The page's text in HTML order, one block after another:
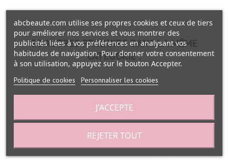
30 AUTRES PRODUITS DANS LA MÊME
CATÉGORIE :
abcbeaute.com utilise ses propres cookies et ceux de tiers
pour améliorer nos services et vous montrer des
publicités liées à vos préférences en analysant vos
habitudes de navigation. Pour donner votre consentement
à son utilisation, appuyez sur le bouton Accepter.
Politique de cookies Personnaliser les cookies
REJETER TOUT
J'ACCEPTE